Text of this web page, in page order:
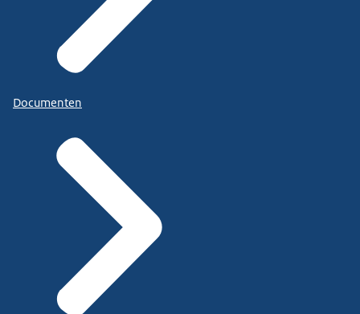
Documenten